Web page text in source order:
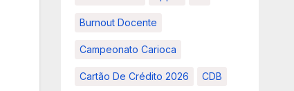
Burnout Docente
Campeonato Carioca
Cartão De Crédito 2026 CDB